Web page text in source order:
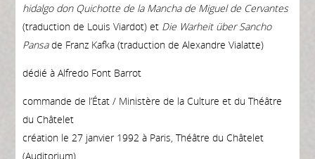
hidalgo don Quichotte de la Mancha de Miguel de Cervantes
(traduction de Louis Viardot) et Die Warheit über Sancho
Pansade Franz Kafka (traduction de Alexandre Vialatte)
dédié à Alfredo Font Barrot
commande de l’État / Ministère de la Culture et du Théâtre
du Châtelet
création le 27 janvier 1992 à Paris, Théâtre du Châtelet
(Auditorium)